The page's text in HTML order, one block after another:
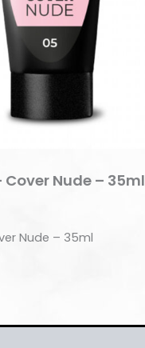
Nude – 35ml
Nude – 35ml